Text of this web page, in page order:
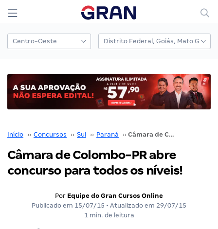
Início ›› Concursos ›› Sul ›› Paraná ›› Câmara de Colombo-PR abre concurso para todos os níveis!
Câmara de Colombo-PR abre
concurso para todos os níveis!
Por Equipe do Gran Cursos Online
Publicado em 15/07/15 • Atualizado em 29/07/15
1 min. de leitura